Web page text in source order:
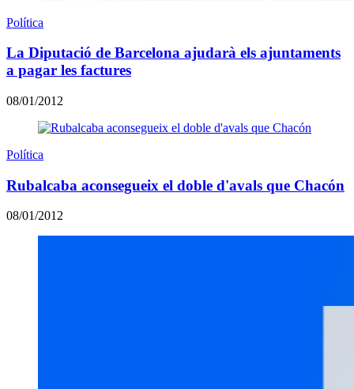
Política
La Diputació de Barcelona ajudarà els ajuntaments
a pagar les factures
08/01/2012
Política
Rubalcaba aconsegueix el doble d'avals que Chacón
08/01/2012